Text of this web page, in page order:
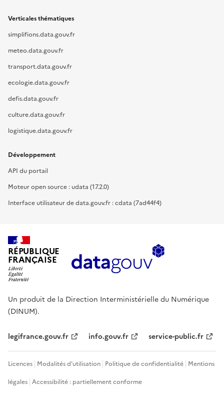
Verticales thématiques
simplifions.data.gouv.fr
meteo.data.gouv.fr
transport.data.gouv.fr
ecologie.data.gouv.fr
defis.data.gouv.fr
culture.data.gouv.fr
logistique.data.gouv.fr
Développement
API du portail
Moteur open source : udata (17.2.0)
Interface utilisateur de data.gouv.fr : cdata (7ad44f4)
RÉPUBLIQUE
FRANÇAISE
Un produit de la Direction Interministérielle du Numérique
(DINUM).
legifrance.gouv.fr info.gouv.fr service-public.fr
Licences Modalités d'utilisation Politique de confidentialité Mentions
légales Accessibilité : partiellement conforme